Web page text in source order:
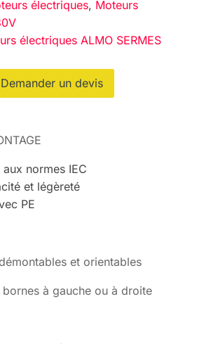
électriques, Moteurs
électriques ALMO SERMES
Demander un devis
normes IEC
et légèreté
PE
et orientables
bornes à gauche ou à droite